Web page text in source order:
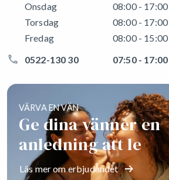
Onsdag
08:00 - 17:00
Torsdag
08:00 - 17:00
Fredag
08:00 - 15:00
0522-130 30
07:50 - 17:00
VÄRVA EN VÄN
Ge dina vänner en
anledning att le
Läs mer om erbjudandet